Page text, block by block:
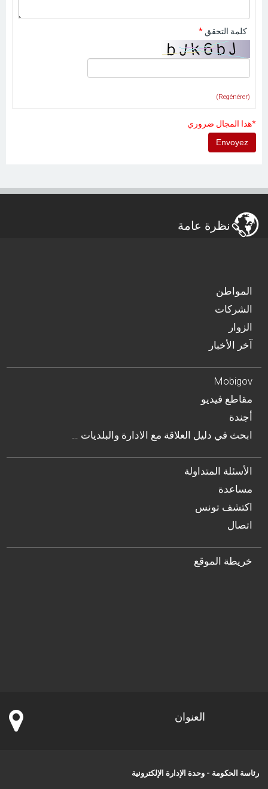
كلمة التحقق *
(Regénérer)
*هذا المجال ضروري
نظرة عامة
المواطن
الشركات
الزوار
آخر الأخبار
Mobigov
مقاطع فيديو
أجندة
… ابحث في دليل العلاقة مع الادارة والبلديات
الأسئلة المتداولة
مساعدة
اكتشف تونس
اتصال
خريطة الموقع
العنوان
رئاسة الحكومة - وحدة الإدارة الإلكترونية